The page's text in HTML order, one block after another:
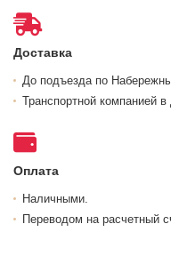
Доставка
До подъезда по
Транспортной компанией
Оплата
Наличными.
Переводом на расчетный